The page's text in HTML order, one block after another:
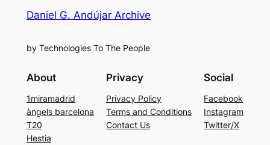
Daniel G. Andújar Archive
by Technologies To The People
About
1miramadrid
àngels barcelona
T20
Hestia
Privacy
Privacy Policy
Terms and Conditions
Contact Us
Social
Facebook
Instagram
Twitter/X